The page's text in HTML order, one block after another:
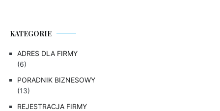
KATEGORIE
ADRES DLA FIRMY
(6)
PORADNIK BIZNESOWY
(13)
REJESTRACJA FIRMY